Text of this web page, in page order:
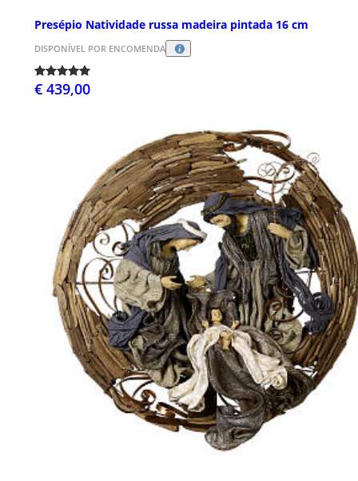
Presépio Natividade russa madeira pintada 16 cm
DISPONÍVEL POR ENCOMENDA
€ 439,00